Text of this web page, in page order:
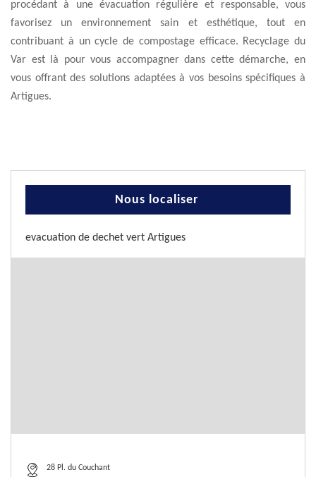
procédant à une évacuation régulière et responsable, vous
favorisez un environnement sain et esthétique, tout en
contribuant à un cycle de compostage efficace. Recyclage du
Var est là pour vous accompagner dans cette démarche, en
vous offrant des solutions adaptées à vos besoins spécifiques à
Artigues.
Nous localiser
evacuation de dechet vert Artigues
28 Pl. du Couchant